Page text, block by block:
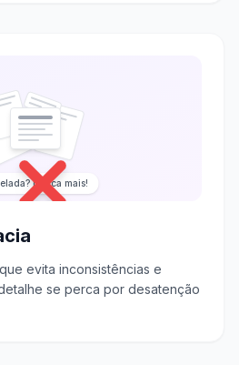
Nunca mais!
evita inconsistências e
se perca por desatenção